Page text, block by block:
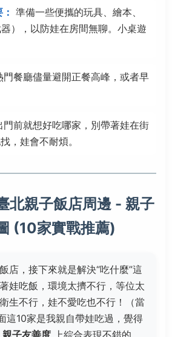
準備一些便攜的玩具、繪本、
），以防娃在房間無聊。小桌遊
門餐廳儘量避開正餐高峰，或者早
門前就想好吃哪家，別帶著娃在街
，娃會不耐煩。
北親子飯店周邊 - 親子
(10家實戰推薦)
店，接下來就是解決“吃什麼”這
娃吃飯，環境太擠不行，等位太
生不行，娃不愛吃也不行！（當
這10家是我親自帶娃吃過，覺得
子友善度 上綜合表現不錯的